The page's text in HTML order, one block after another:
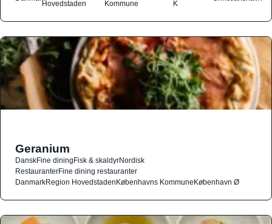
Hovedstaden Kommune K
Geranium
DanskFine diningFisk & skaldyrNordisk
RestauranterFine dining restauranter
DanmarkRegion HovedstadenKøbenhavns KommuneKøbenhavn Ø